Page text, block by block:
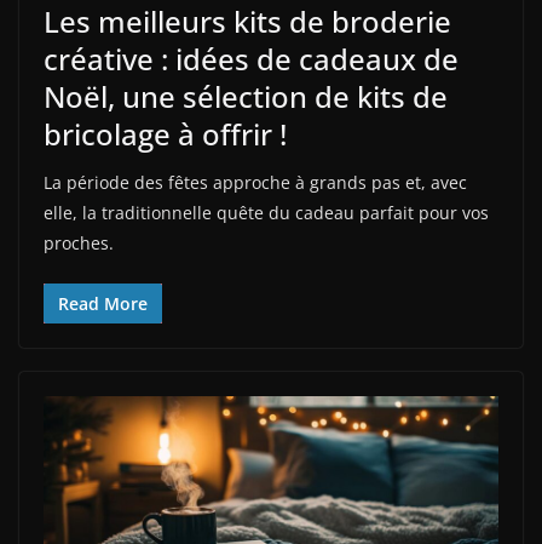
Les meilleurs kits de broderie
créative : idées de cadeaux de
Noël, une sélection de kits de
bricolage à offrir !
La période des fêtes approche à grands pas et, avec
elle, la traditionnelle quête du cadeau parfait pour vos
proches.
Read More